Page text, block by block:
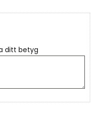
ditt betyg